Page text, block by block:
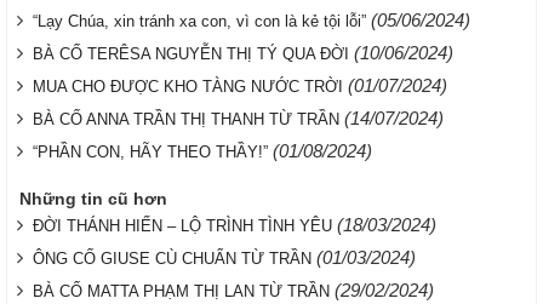
“Lạy Chúa, xin tránh xa con, vì con là kẻ tội lỗi” (05/06/2024)
BÀ CỐ TERÊSA NGUYỄN THỊ TÝ QUA ĐỜI (10/06/2024)
MUA CHO ĐƯỢC KHO TÀNG NƯỚC TRỜI (01/07/2024)
BÀ CỐ ANNA TRẦN THỊ THANH TỪ TRẦN (14/07/2024)
“PHẦN CON, HÃY THEO THẦY!” (01/08/2024)
Những tin cũ hơn
ĐỜI THÁNH HIẾN – LỘ TRÌNH TÌNH YÊU (18/03/2024)
ÔNG CỐ GIUSE CÙ CHUẨN TỪ TRẦN (01/03/2024)
BÀ CỐ MATTA PHẠM THỊ LAN TỪ TRẦN (29/02/2024)